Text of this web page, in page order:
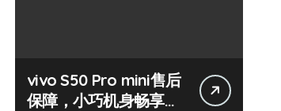
vivo S50 Pro mini售后
保障，小巧机身畅享海